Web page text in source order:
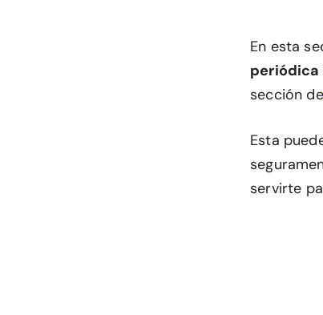
En esta
periódica
sección de
Esta
servirte